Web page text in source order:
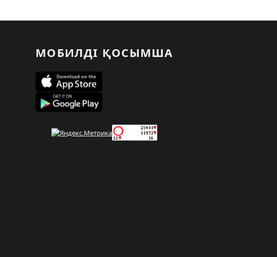
МОБИЛДІ ҚОСЫМША